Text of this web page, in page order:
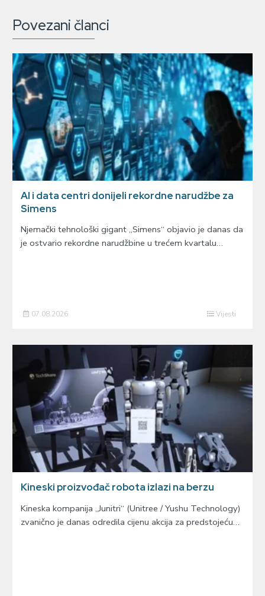
Povezani članci
AI i data centri donijeli rekordne narudžbe za
Simens
Njemački tehnološki gigant „Simens“ objavio je danas da
je ostvario rekordne narudžbine u trećem kvartalu…
07.08.2026 Vijesti
Kineski proizvođač robota izlazi na berzu
Kineska kompanija „Junitri“ (Unitree / Yushu Technology)
zvanično je danas odredila cijenu akcija za predstojeću…